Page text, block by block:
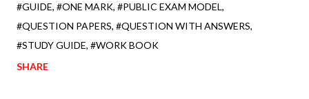
#GUIDE #ONE MARK #PUBLIC EXAM MODEL
#QUESTION PAPERS #QUESTION WITH ANSWERS
#STUDY GUIDE #WORK BOOK
SHARE